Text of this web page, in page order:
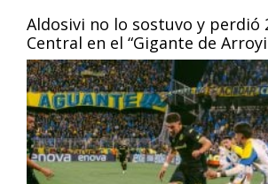
Aldosivi no lo sostuvo y perdió
Central en el “Gigante de